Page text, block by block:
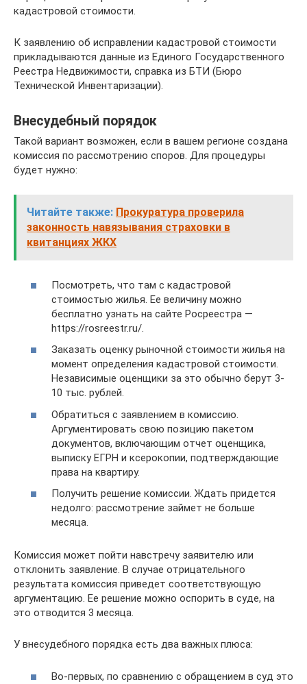
кадастровой стоимости.
К заявлению об исправлении кадастровой стоимости
прикладываются данные из Единого Государственного
Реестра Недвижимости, справка из БТИ (Бюро
Технической Инвентаризации).
Внесудебный порядок
Такой вариант возможен, если в вашем регионе создана
комиссия по рассмотрению споров. Для процедуры
будет нужно:
Читайте также: Прокуратура проверила
законность навязывания страховки в
квитанциях ЖКХ
Посмотреть, что там с кадастровой
стоимостью жилья. Ее величину можно
бесплатно узнать на сайте Росреестра —
https://rosreestr.ru/.
Заказать оценку рыночной стоимости жилья на
момент определения кадастровой стоимости.
Независимые оценщики за это обычно берут 3-
10 тыс. рублей.
Обратиться с заявлением в комиссию.
Аргументировать свою позицию пакетом
документов, включающим отчет оценщика,
выписку ЕГРН и ксерокопии, подтверждающие
права на квартиру.
Получить решение комиссии. Ждать придется
недолго: рассмотрение займет не больше
месяца.
Комиссия может пойти навстречу заявителю или
отклонить заявление. В случае отрицательного
результата комиссия приведет соответствующую
аргументацию. Ее решение можно оспорить в суде, на
это отводится 3 месяца.
У внесудебного порядка есть два важных плюса:
Во-первых, по сравнению с обращением в суд это